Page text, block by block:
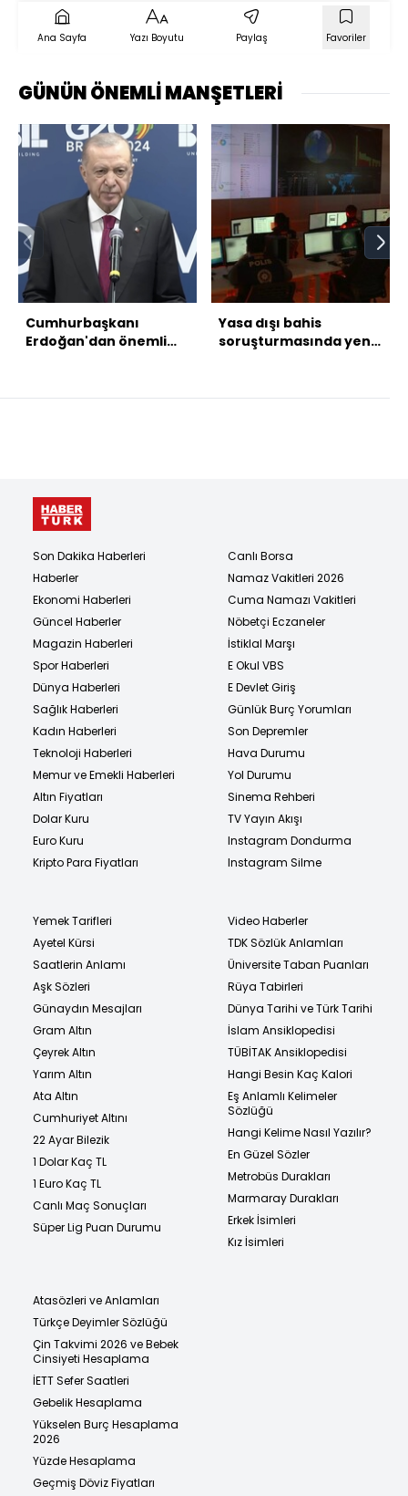
Ana Sayfa Yazı Boyutu Paylaş Favoriler
GÜNÜN ÖNEMLİ MANŞETLERİ
Cumhurbaşkanı
Erdoğan'dan önemli
Yasa dışı bahis
soruşturmasında yeni
Son Dakika Haberleri
Haberler
Ekonomi Haberleri
Güncel Haberler
Magazin Haberleri
Spor Haberleri
Dünya Haberleri
Sağlık Haberleri
Kadın Haberleri
Teknoloji Haberleri
Memur ve Emekli Haberleri
Altın Fiyatları
Dolar Kuru
Euro Kuru
Kripto Para Fiyatları
Canlı Borsa
Namaz Vakitleri 2026
Cuma Namazı Vakitleri
Nöbetçi Eczaneler
İstiklal Marşı
E Okul VBS
E Devlet Giriş
Günlük Burç Yorumları
Son Depremler
Hava Durumu
Yol Durumu
Sinema Rehberi
TV Yayın Akışı
Instagram Dondurma
Instagram Silme
Yemek Tarifleri
Ayetel Kürsi
Saatlerin Anlamı
Aşk Sözleri
Günaydın Mesajları
Gram Altın
Çeyrek Altın
Yarım Altın
Ata Altın
Cumhuriyet Altını
22 Ayar Bilezik
1 Dolar Kaç TL
1 Euro Kaç TL
Canlı Maç Sonuçları
Süper Lig Puan Durumu
Video Haberler
TDK Sözlük Anlamları
Üniversite Taban Puanları
Rüya Tabirleri
Dünya Tarihi ve Türk Tarihi
İslam Ansiklopedisi
TÜBİTAK Ansiklopedisi
Hangi Besin Kaç Kalori
Eş Anlamlı Kelimeler
Sözlüğü
Hangi Kelime Nasıl Yazılır?
En Güzel Sözler
Metrobüs Durakları
Marmaray Durakları
Erkek İsimleri
Kız İsimleri
Atasözleri ve Anlamları
Türkçe Deyimler Sözlüğü
Çin Takvimi 2026 ve Bebek
Cinsiyeti Hesaplama
İETT Sefer Saatleri
Gebelik Hesaplama
Yükselen Burç Hesaplama
2026
Yüzde Hesaplama
Geçmiş Döviz Fiyatları